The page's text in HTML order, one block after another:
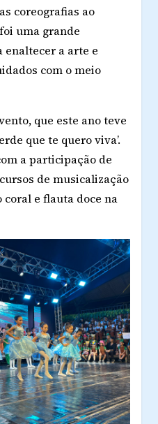
coreografias ao
uma grande
enaltecer a arte e
com o meio
que este ano teve
que te quero viva’.
a participação de
de musicalização
e flauta doce na